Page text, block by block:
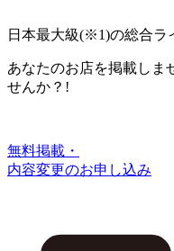
日本最大級(※1)の総合ラ
あなたのお店を掲載しま
せんか？!
無料掲載・
内容変更のお申し込み